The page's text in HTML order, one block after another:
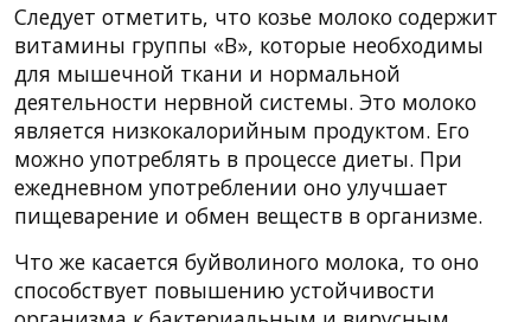
Следует отметить, что козье молоко содержит
витамины группы «В», которые необходимы
для мышечной ткани и нормальной
деятельности нервной системы. Это молоко
является низкокалорийным продуктом. Его
можно употреблять в процессе диеты. При
ежедневном употреблении оно улучшает
пищеварение и обмен веществ в организме.
Что же касается буйволиного молока, то оно
способствует повышению устойчивости